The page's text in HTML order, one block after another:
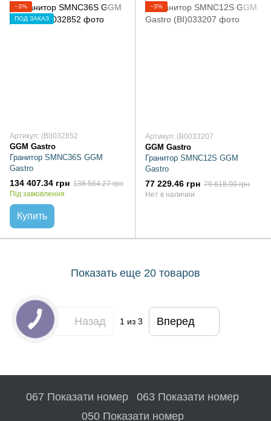
−3%
ПОД ЗАКАЗ
Артикул: (BI)032852
GGM Gastro
Гранитор SMNC36S GGM
Gastro
134 407.34 грн 138 564.27 грн
Під замовлення
Купить
−3%
Артикул: (BI)033207
GGM Gastro
Гранитор SMNC12S GGM
Gastro
77 229.46 грн 79 618.00 грн
Нет в наличии
Показать еще 20 товаров
Назад 1из 3 Вперед
067 Показати номер
063 Показати номер
050 Показати номер